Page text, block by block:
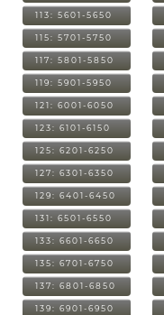
113: 5601-5650
115: 5701-5750
117: 5801-5850
119: 5901-5950
121: 6001-6050
123: 6101-6150
125: 6201-6250
127: 6301-6350
129: 6401-6450
131: 6501-6550
133: 6601-6650
135: 6701-6750
137: 6801-6850
139: 6901-6950